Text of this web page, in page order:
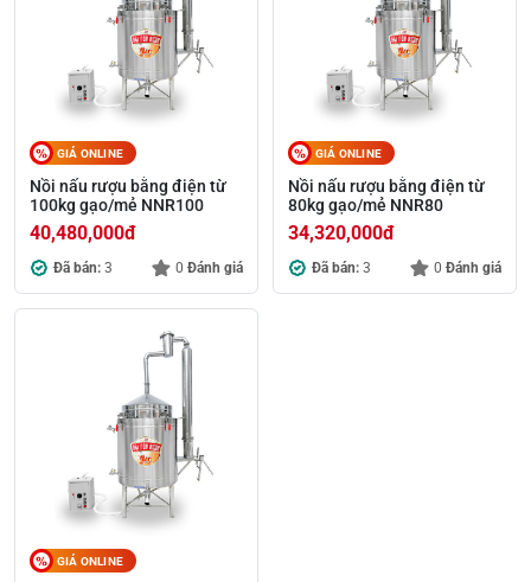
GIÁ ONLINE
Nồi nấu rượu bằng điện từ
100kg gạo/mẻ NNR100
40,480,000đ
Đã bán: 3 0 Đánh giá
GIÁ ONLINE
Nồi nấu rượu bằng điện từ
80kg gạo/mẻ NNR80
34,320,000đ
Đã bán: 3 0 Đánh giá
GIÁ ONLINE